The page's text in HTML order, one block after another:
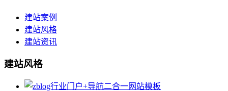
建站案例
建站风格
建站资讯
建站风格